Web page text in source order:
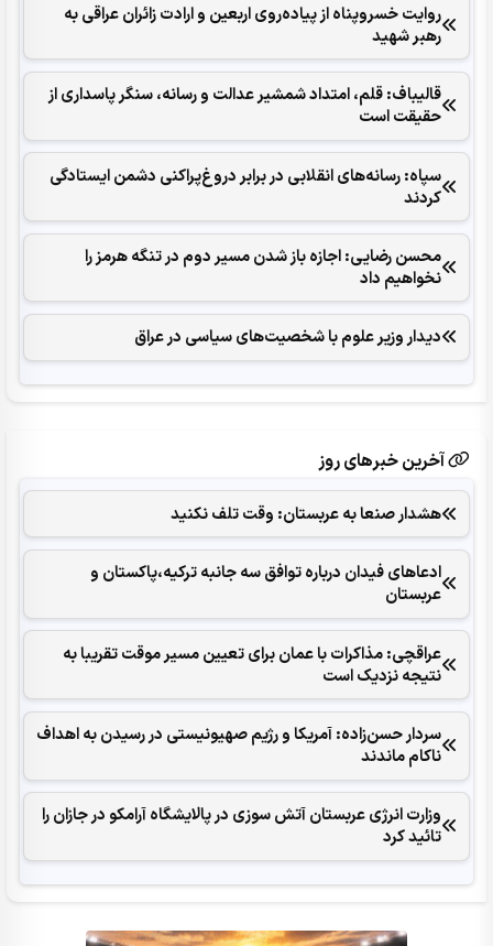
روایت خسروپناه از پیاده‌روی اربعین و ارادت زائران عراقی به
رهبر شهید
قالیباف: قلم، امتداد شمشیر عدالت و رسانه، سنگر پاسداری از
حقیقت است
سپاه: رسانه‌های انقلابی در برابر دروغ‌پراکنی دشمن ایستادگی
کردند
محسن رضایی: اجازه باز شدن مسیر دوم در تنگه هرمز را
نخواهیم داد
دیدار وزیر علوم با شخصیت‌های سیاسی در عراق
آخرین خبرهای روز
هشدار صنعا به عربستان: وقت تلف نکنید
ادعاهای فیدان درباره توافق سه جانبه ترکیه،پاکستان و
عربستان
عراقچی: مذاکرات با عمان برای تعیین مسیر موقت تقریبا به
نتیجه نزدیک است
سردار حسن‌زاده: آمریکا و رژیم صهیونیستی در رسیدن به اهداف
ناکام ماندند
وزارت انرژی عربستان آتش سوزی در پالایشگاه آرامکو در جازان را
تائید کرد